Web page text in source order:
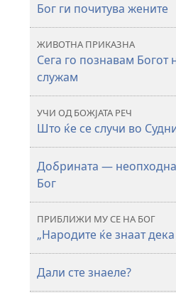
Бог ги почитува жените
ЖИВОТНА ПРИКАЗНА
Сега го познавам Богот
служам
УЧИ ОД БОЖЈАТА РЕЧ
Што ќе се случи во
Добрината —
Бог
ПРИБЛИЖИ МУ СЕ НА БОГ
„Народите ќе знаат дека
Дали сте знаеле?